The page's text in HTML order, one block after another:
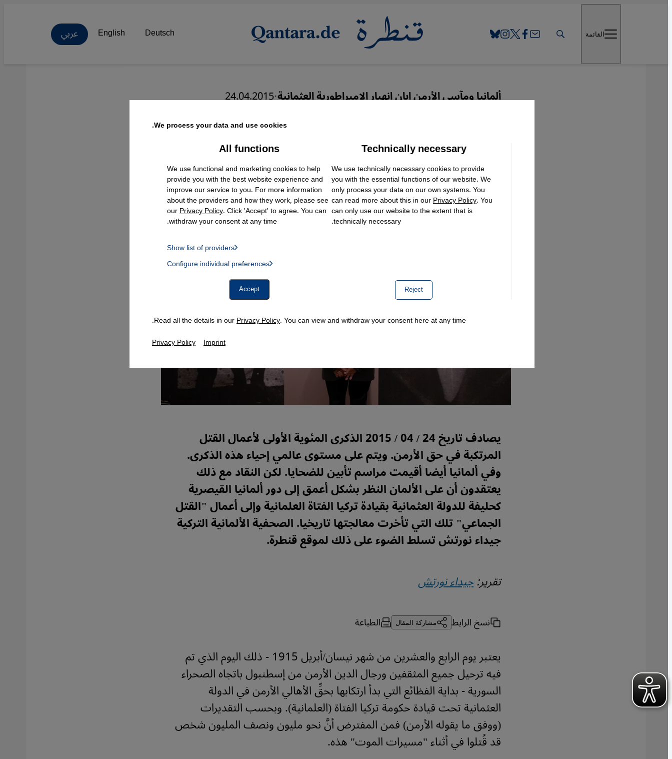
Direkt zum Inhalt springen
Deutsch
English عربي القائمة
ألمانيا ومآسي الأرمن إبان انهيار الامبراطورية العثمانية·
24.04.2015
دور ألمانيا القيصرية في فظائع الأرمن
Deutsch
English عربي
يصادف تاريخ 24 / 04 / 2015 الذكرى المئوية الأولى لأعمال القتل
المرتكبة في حق الأرمن. ويتم على مستوى عالمي إحياء هذه الذكرى.
وفي ألمانيا أيضا أقيمت مراسم تأبين للضحايا. لكن النقاد مع ذلك
يعتقدون أن على الألمان النظر بشكل أعمق إلى دور ألمانيا القيصرية
كحليفة للدولة العثمانية بقيادة تركيا الفتاة العلمانية وإلى أعمال "القتل
الجماعي" تلك التي تأخرت معالجتها تاريخيا. الصحفية الألمانية التركية
جيداء نورتش تسلط الضوء على ذلك لموقع قنطرة.
تقرير:جيداء نورتش
نسخ الرابط مشاركة المقال الطباعة
يعتبر يوم الرابع والعشرين من شهر نيسان/أبريل 1915 - ذلك اليوم الذي تم
فيه ترحيل جميع المثقفين ورجال الدين الأرمن من إسطنبول باتجاه الصحراء
السورية - بداية الفظائع التي بدأ ارتكابها بحقِّ الأهالي الأرمن في الدولة
العثمانية تحت قيادة حكومة تركيا الفتاة (العلمانية). وبحسب التقديرات
(ووفق ما يقوله الأرمن) فمن المفترض أنَّ نحو مليون ونصف المليون شخص
قد قُتلوا في أثناء "مسيرات الموت" هذه.
We process your data and use cookies.
Technically necessary
We use technically necessary cookies to provide
you with the essential functions of our website. We
only process your data on our own systems. You
can read more about this in ourPrivacy Policy. You
can only use our website to the extent that is
technically necessary.
Reject
All functions
We use functional and marketing cookies to help
provide you with the best website experience and
improve our service to you. For more information
about the providers and how they work, please see
ourPrivacy Policy. Click 'Accept' to agree. You can
withdraw your consent at any time.
Show list of providers
Google Maps Embed, Google Tag Manager, Instagram Embed, Twitter Embed, Youtube Embed
Facebook Embed / Facebook Connect
Twitter Embed
Instagram Embed
Youtube Embed
Google Maps Embed
Configure individual preferences
Accept
Read all the details in ourPrivacy Policy. You can view and withdraw your consent here at any time.
Privacy Policy Imprint